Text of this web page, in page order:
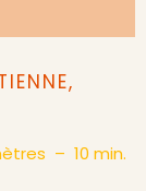
– 10 min.